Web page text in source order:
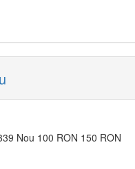
Nou 100 RON 150 RON